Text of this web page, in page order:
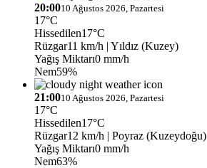
20:0010 Ağustos 2026, Pazartesi
17°C
Hissedilen17°C
Rüzgar11 km/h | Yıldız (Kuzey)
Yağış Miktarı0 mm/h
Nem59%
21:0010 Ağustos 2026, Pazartesi
17°C
Hissedilen17°C
Rüzgar12 km/h | Poyraz (Kuzeydoğu)
Yağış Miktarı0 mm/h
Nem63%